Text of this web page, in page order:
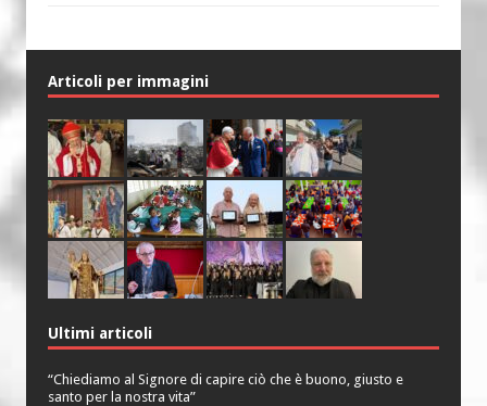
Articoli per immagini
Ultimi articoli
“Chiediamo al Signore di capire ciò che è buono, giusto e
santo per la nostra vita”